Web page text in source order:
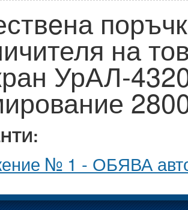
на
УрАЛ-
№ 1 - ОБЯВА